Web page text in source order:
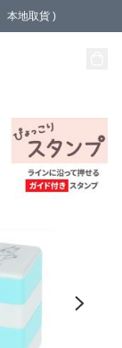
本地取貨 )